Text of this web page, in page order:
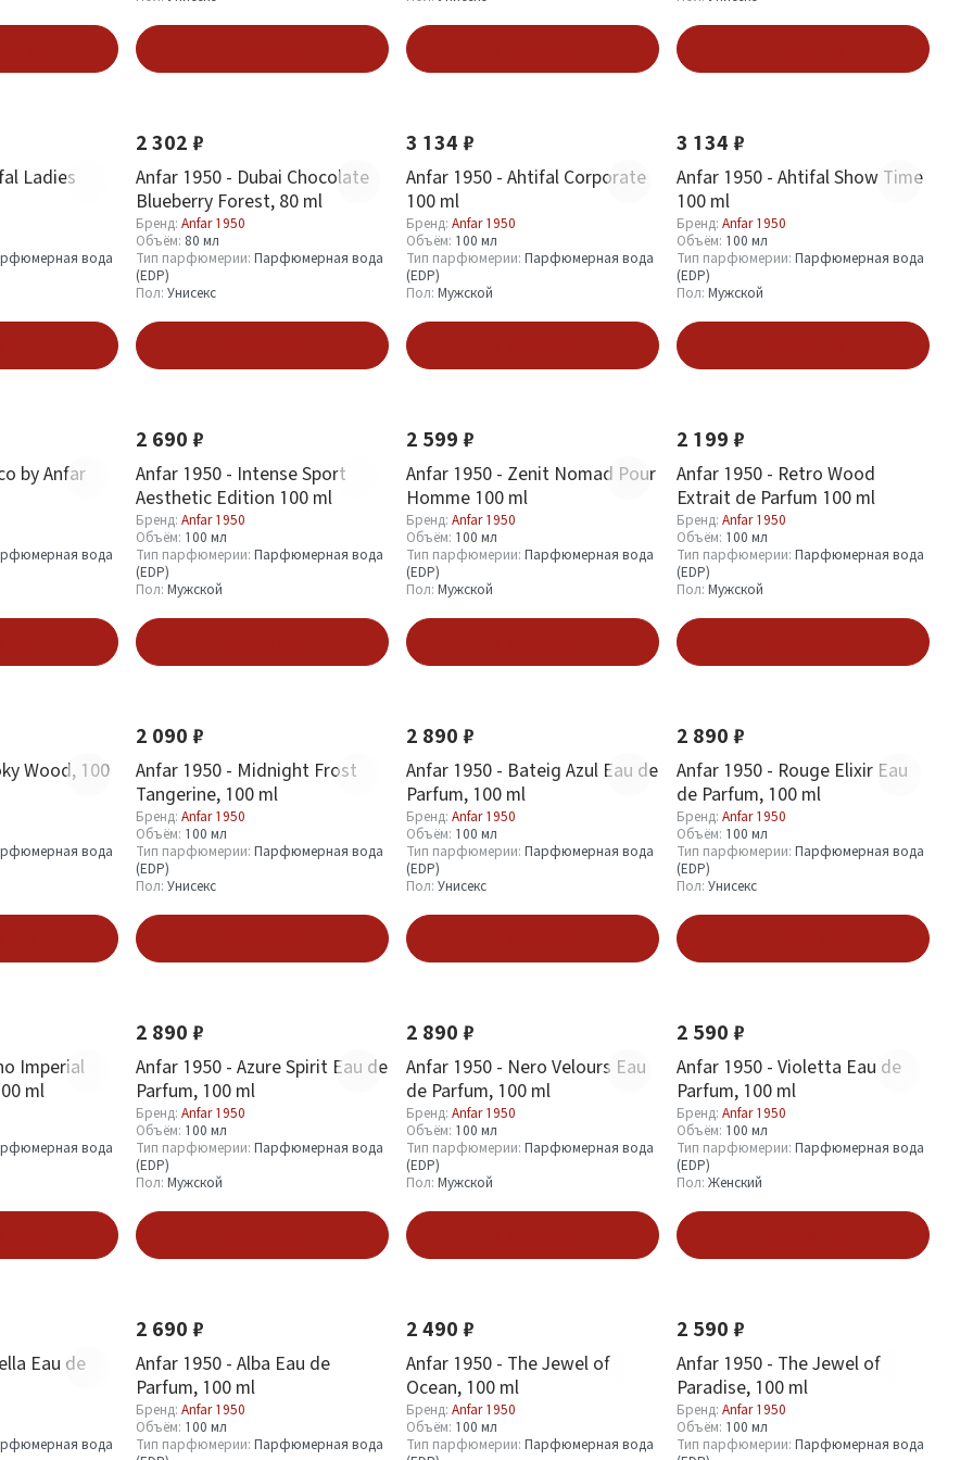
Ladies
вода
2 302 ₽
Anfar 1950 - Dubai Chocolate
Blueberry Forest, 80 ml
Бренд: Anfar 1950
Объём: 80 мл
Тип парфюмерии: Парфюмерная вода
(EDP)
Пол: Унисекс
3 134 ₽
Anfar 1950 - Ahtifal Corporate
100 ml
Бренд: Anfar 1950
Объём: 100 мл
Тип парфюмерии: Парфюмерная вода
(EDP)
Пол: Мужской
3 134 ₽
Anfar 1950 - Ahtifal Show Time
100 ml
Бренд: Anfar 1950
Объём: 100 мл
Тип парфюмерии: Парфюмерная вода
(EDP)
Пол: Мужской
by Anfar
вода
2 690 ₽
Anfar 1950 - Intense Sport
Aesthetic Edition 100 ml
Бренд: Anfar 1950
Объём: 100 мл
Тип парфюмерии: Парфюмерная вода
(EDP)
Пол: Мужской
2 599 ₽
Anfar 1950 - Zenit Nomad Pour
Homme 100 ml
Бренд: Anfar 1950
Объём: 100 мл
Тип парфюмерии: Парфюмерная вода
(EDP)
Пол: Мужской
2 199 ₽
Anfar 1950 - Retro Wood
Extrait de Parfum 100 ml
Бренд: Anfar 1950
Объём: 100 мл
Тип парфюмерии: Парфюмерная вода
(EDP)
Пол: Мужской
Wood, 100
вода
2 090 ₽
Anfar 1950 - Midnight Frost
Tangerine, 100 ml
Бренд: Anfar 1950
Объём: 100 мл
Тип парфюмерии: Парфюмерная вода
(EDP)
Пол: Унисекс
2 890 ₽
Anfar 1950 - Bateig Azul Eau de
Parfum, 100 ml
Бренд: Anfar 1950
Объём: 100 мл
Тип парфюмерии: Парфюмерная вода
(EDP)
Пол: Унисекс
2 890 ₽
Anfar 1950 - Rouge Elixir Eau
de Parfum, 100 ml
Бренд: Anfar 1950
Объём: 100 мл
Тип парфюмерии: Парфюмерная вода
(EDP)
Пол: Унисекс
Imperial
ml
вода
2 890 ₽
Anfar 1950 - Azure Spirit Eau de
Parfum, 100 ml
Бренд: Anfar 1950
Объём: 100 мл
Тип парфюмерии: Парфюмерная вода
(EDP)
Пол: Мужской
2 890 ₽
Anfar 1950 - Nero Velours Eau
de Parfum, 100 ml
Бренд: Anfar 1950
Объём: 100 мл
Тип парфюмерии: Парфюмерная вода
(EDP)
Пол: Мужской
2 590 ₽
Anfar 1950 - Violetta Eau de
Parfum, 100 ml
Бренд: Anfar 1950
Объём: 100 мл
Тип парфюмерии: Парфюмерная вода
(EDP)
Пол: Женский
Eau de
вода
2 690 ₽
Anfar 1950 - Alba Eau de
Parfum, 100 ml
Бренд: Anfar 1950
Объём: 100 мл
Тип парфюмерии: Парфюмерная вода
2 490 ₽
Anfar 1950 - The Jewel of
Ocean, 100 ml
Бренд: Anfar 1950
Объём: 100 мл
Тип парфюмерии: Парфюмерная вода
2 590 ₽
Anfar 1950 - The Jewel of
Paradise, 100 ml
Бренд: Anfar 1950
Объём: 100 мл
Тип парфюмерии: Парфюмерная вода